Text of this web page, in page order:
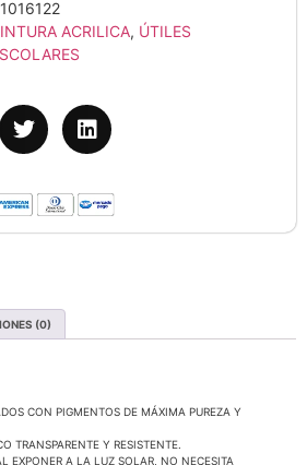
ACRILICA, ÚTILES
(0)
CON PIGMENTOS DE MÁXIMA PUREZA Y
TRANSPARENTE Y RESISTENTE.
EXPONER A LA LUZ SOLAR, NO NECESITA